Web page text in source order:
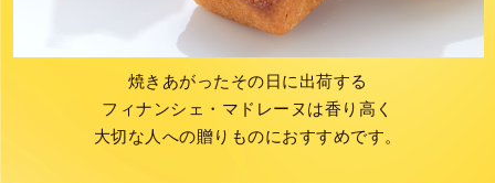
焼きあがったその日に出荷する
フィナンシェ・マドレーヌは香り高く
大切な人への贈りものにおすすめです。